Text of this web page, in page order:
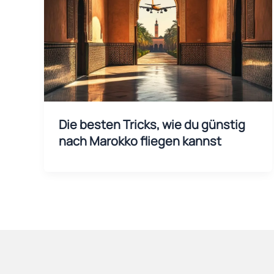
Die besten Tricks, wie du günstig
nach Marokko fliegen kannst